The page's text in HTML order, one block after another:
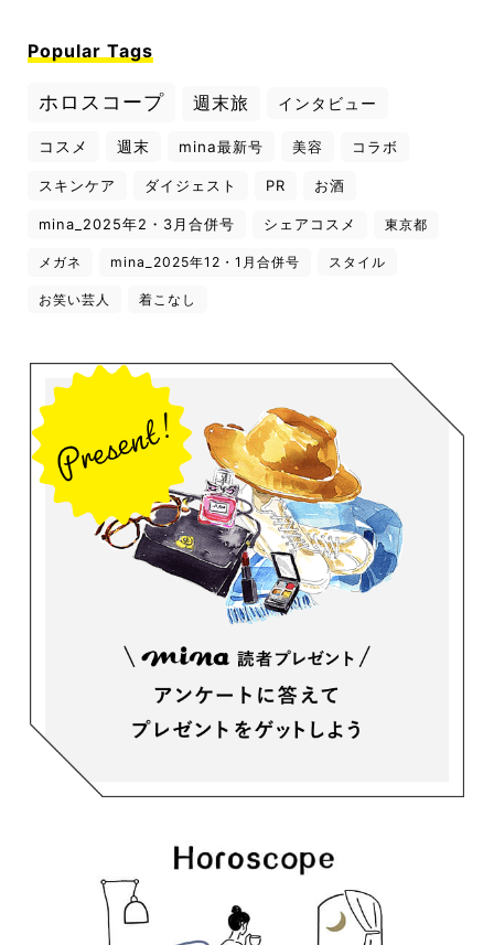
Popular Tags
ホロスコープ 週末旅 インタビュー
コスメ 週末 mina最新号 美容 コラボ
スキンケア ダイジェスト PR お酒
mina_2025年2・3月合併号 シェアコスメ 東京都
メガネ mina_2025年12・1月合併号 スタイル
お笑い芸人 着こなし